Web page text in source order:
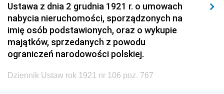
Ustawa z dnia 2 grudnia 1921 r. o umowach
nabycia nieruchomości, sporządzonych na
imię osób podstawionych, oraz o wykupie
majątków, sprzedanych z powodu
ograniczeń narodowości polskiej.
Dziennik Ustaw rok 1921 nr 106 poz. 767